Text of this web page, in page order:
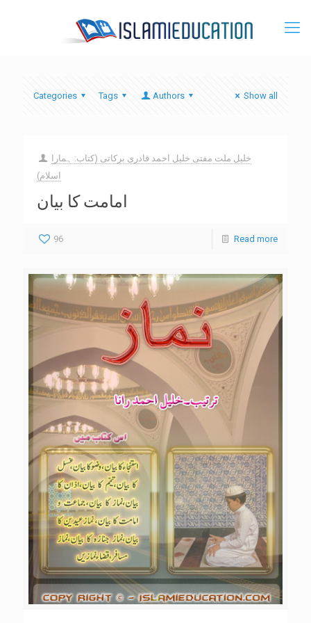
Categories Tags Authors Show all
خلیل ملت مفتی خلیل احمد قادری برکاتی (کتاب: ہمارا
اسلام)
امامت کا بیان
96 Read more